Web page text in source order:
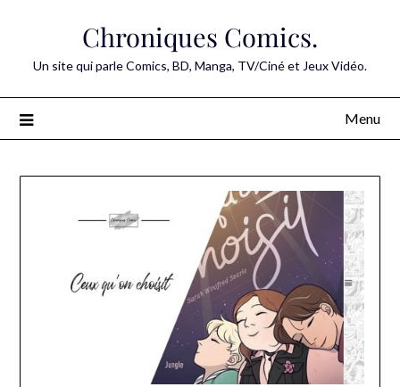
Chroniques Comics.
Un site qui parle Comics, BD, Manga, TV/Ciné et Jeux Vidéo.
Menu